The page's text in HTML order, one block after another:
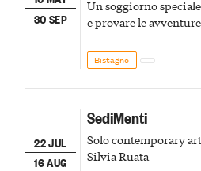
30 SEP
Un soggiorno
e provare le
Bistagno
22 JUL
16 AUG
SediMenti
Solo contemporary
Silvia Ruata